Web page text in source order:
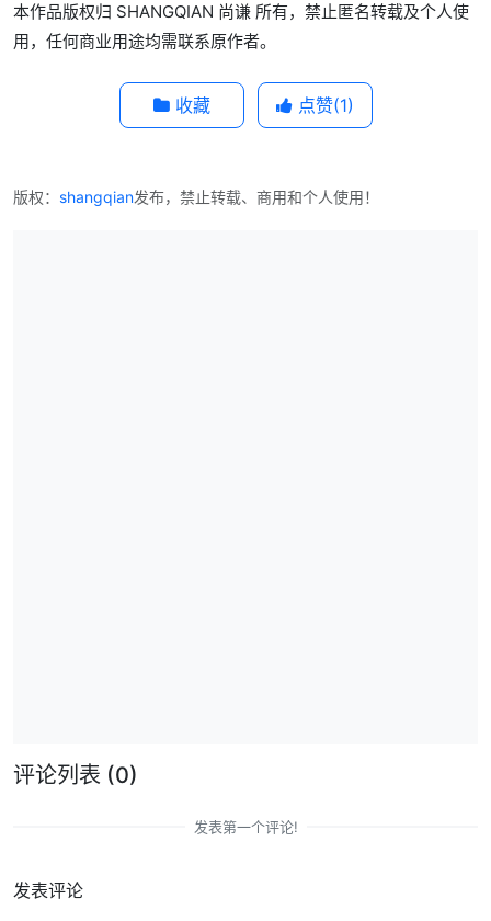
本作品版权归 SHANGQIAN 尚谦 所有，禁止匿名转载及个人使
用，任何商业用途均需联系原作者。
收藏 点赞(1)
版权： shangqian发布，禁止转载、商用和个人使用！
评论列表 (0)
发表第一个评论!
发表评论